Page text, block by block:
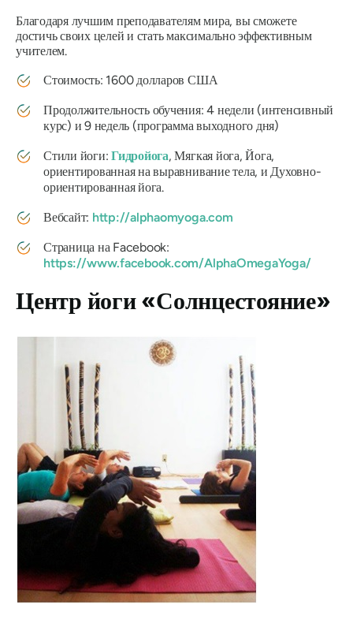
Благодаря лучшим преподавателям мира, вы сможете
достичь своих целей и стать максимально эффективным
учителем.
Стоимость: 1600 долларов США
Продолжительность обучения: 4 недели (интенсивный
курс) и 9 недель (программа выходного дня)
Стили йоги:Гидройога, Мягкая йога, Йога,
ориентированная на выравнивание тела, и Духовно-
ориентированная йога.
Вебсайт: http://alphaomyoga.com
Страница на Facebook:
https://www.facebook.com/AlphaOmegaYoga/
Центр йоги «Солнцестояние»